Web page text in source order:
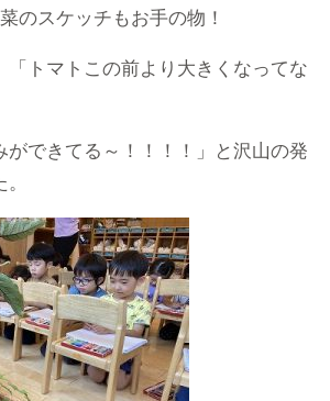
のスケッチもお手の物！
「トマトこの前より大きくなってな
ができてる～！！！！」と沢山の発